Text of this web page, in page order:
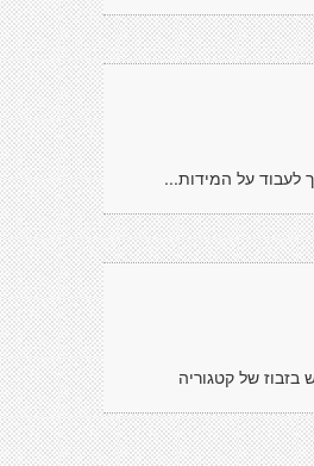
לעבוד על המידות...
של קטגוריה